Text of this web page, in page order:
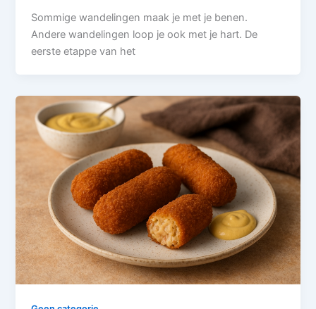
Sommige wandelingen maak je met je benen.
Andere wandelingen loop je ook met je hart. De
eerste etappe van het